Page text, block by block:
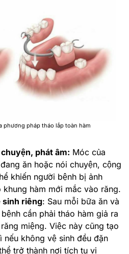
phương pháp tháo lắp toàn hàm
phát âm: Móc của
ăn hoặc nói chuyện, cộng
khiến người bệnh bị ảnh
khung hàm mới mắc vào răng.
sinh riêng: Sau mỗi bữa ăn và
cần phải tháo hàm giả ra
miệng. Việc này cũng tạo
nếu không vệ sinh đều đặn
trở thành nơi tích tụ vi